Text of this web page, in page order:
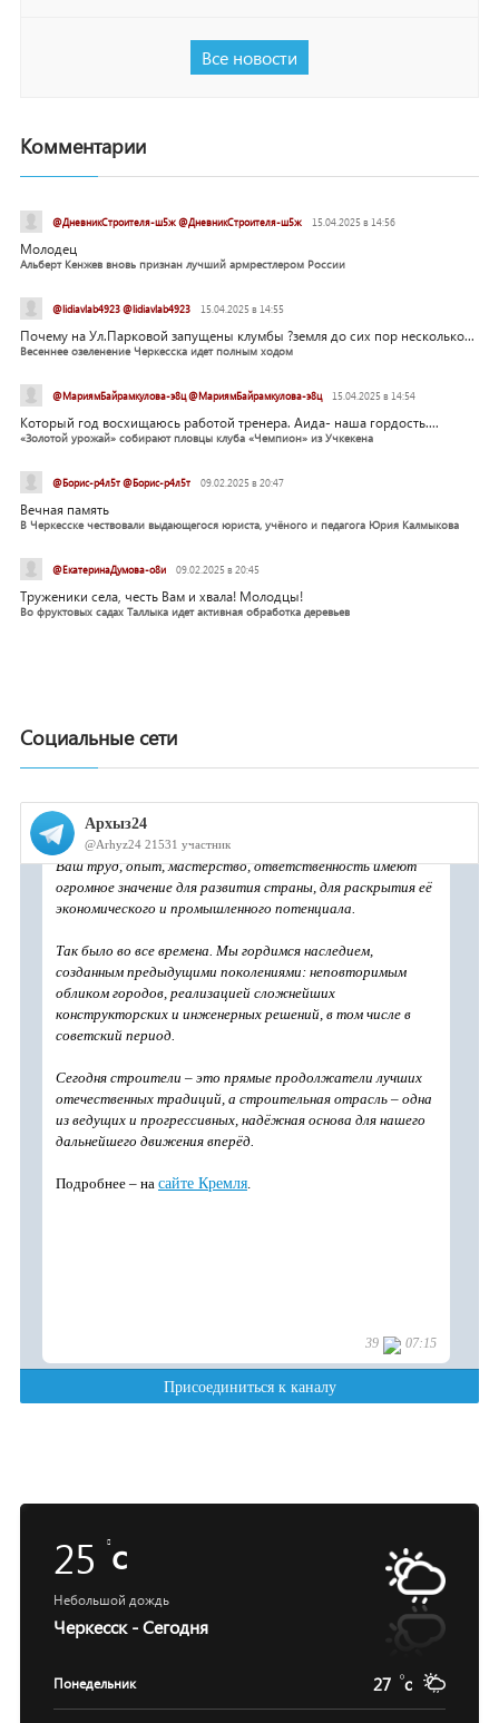
Все новости
Комментарии
@ДневникСтроителя-ш5ж @ДневникСтроителя-ш5ж 15.04.2025 в 14:56
Молодец
Альберт Кенжев вновь признан лучший армрестлером России
@lidiavlab4923 @lidiavlab4923 15.04.2025 в 14:55
Почему на Ул.Парковой запущены клумбы ?земля до сих пор несколько...
Весеннее озеленение Черкесска идет полным ходом
@МариямБайрамкулова-э8ц @МариямБайрамкулова-э8ц 15.04.2025 в 14:54
Который год восхищаюсь работой тренера. Аида- наша гордость....
«Золотой урожай» собирают пловцы клуба «Чемпион» из Учкекена
@Борис-р4л5т @Борис-р4л5т 09.02.2025 в 20:47
Вечная память
В Черкесске чествовали выдающегося юриста, учёного и педагога Юрия Калмыкова
@ЕкатеринаДумова-о8и 09.02.2025 в 20:45
Труженики села, честь Вам и хвала! Молодцы!
Во фруктовых садах Таллыка идет активная обработка деревьев
Социальные сети
25 c
Небольшой дождь
Черкесск - Сегодня
Понедельник 27 c